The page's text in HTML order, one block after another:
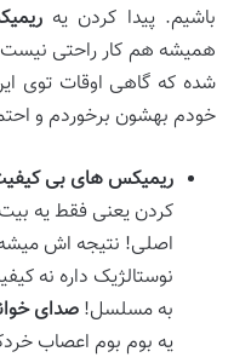
باشیم. پیدا کردن یه
همیشه هم کار راحتی نیست.
شده که گاهی اوقات توی
خودم بهشون برخوردم و
ریمیکس های بی
کردن یعنی فقط یه بیت
اصلی! نتیجه اش
نوستالژیک داره نه
به مسلسل!صدای
یه بوم بوم اعصاب